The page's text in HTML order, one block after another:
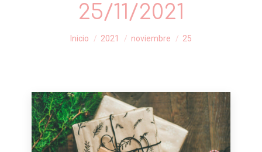
25/11/2021
Estás aquí:Inicio 2021 noviembre 25